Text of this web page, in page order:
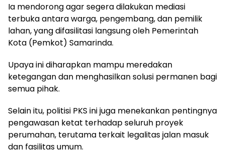
Ia mendorong agar segera dilakukan mediasi
terbuka antara warga, pengembang, dan pemilik
lahan, yang difasilitasi langsung oleh Pemerintah
Kota (Pemkot) Samarinda.
Upaya ini diharapkan mampu meredakan
ketegangan dan menghasilkan solusi permanen bagi
semua pihak.
Selain itu, politisi PKS ini juga menekankan pentingnya
pengawasan ketat terhadap seluruh proyek
perumahan, terutama terkait legalitas jalan masuk
dan fasilitas umum.